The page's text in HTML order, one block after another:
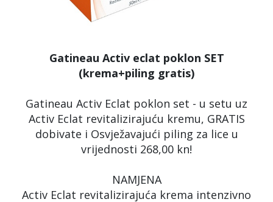
Gatineau Activ eclat poklon SET
(krema+piling gratis)
Gatineau Activ Eclat poklon set - u setu uz
Activ Eclat revitalizirajuću kremu, GRATIS
dobivate i Osvježavajući piling za lice u
vrijednosti 268,00 kn!
NAMJENA
Activ Eclat revitalizirajuća krema intenzivno